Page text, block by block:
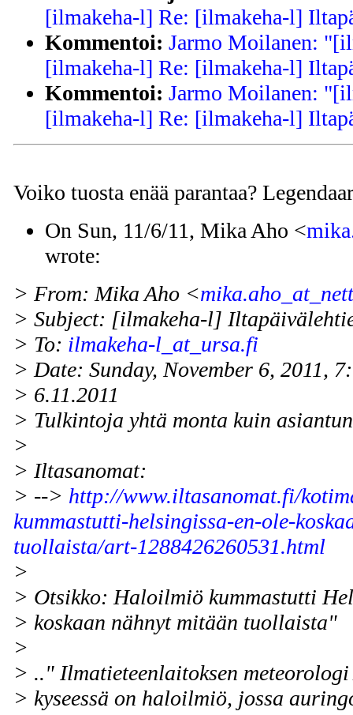
[ilmakeha-l] Re: [ilmakeha-l]
Kommentoi: Jarmo Moilanen:
[ilmakeha-l] Re: [ilmakeha-l]
Kommentoi: Jarmo Moilanen:
[ilmakeha-l] Re: [ilmakeha-l]
Voiko tuosta enää parantaa?
On Sun, 11/6/11, Mika Aho <
wrote:
> From: Mika Aho <
> Subject: [ilmakeha-l]
> To: ilmakeha-l_at_ursa.fi
> Date: Sunday, November 6, 2011,
> 6.11.2011
> Tulkintoja yhtä monta kuin
>
> Iltasanomat:
> --> http://www.iltasanomat.fi/
kummastutti-helsingissa-en-ole-
tuollaista/art-1288426260531.html
>
> Otsikko: Haloilmiö kummastutti
> koskaan nähnyt mitään tuollaista"
>
> .." Ilmatieteenlaitoksen
> kyseessä on haloilmiö, jossa